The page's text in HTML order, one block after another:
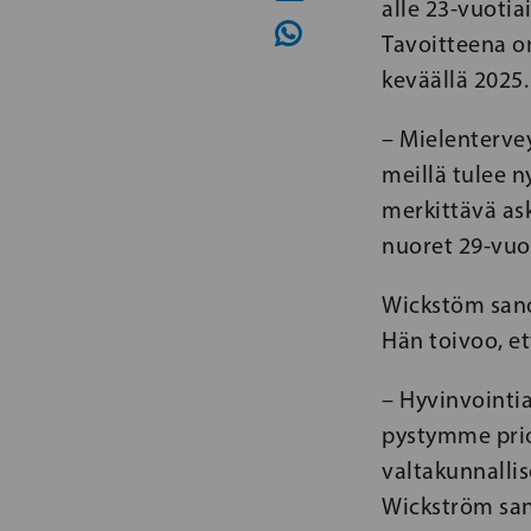
alle 23-
Tavoitteena
keväällä 2025.
–
meillä tulee
merkittävä
nuoret 29-
Wickstöm
Hän toivoo,
–
pystymme
Wickström